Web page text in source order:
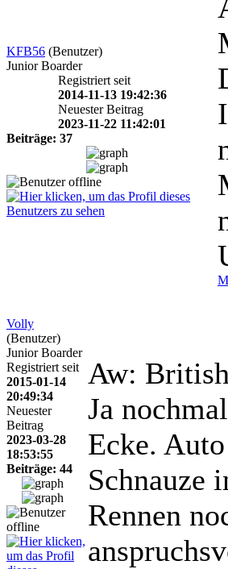
KFB56 (Benutzer)
Junior Boarder
Registriert seit
2014-11-13 19:42:36
Neuester Beitrag
2023-11-22 11:42:01
Beiträge: 37
Volly
(Benutzer)
Junior Boarder
Registriert seit
2015-01-14
20:49:34
Neuester
Beitrag
2023-03-28
18:53:55
Beiträge: 44
Aw:
Ja
Ecke.
Schnauze
Rennen